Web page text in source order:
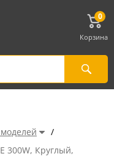
0
Корзина
/
300W, Круглый,